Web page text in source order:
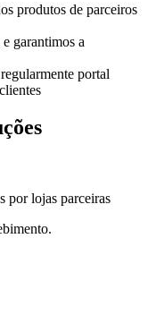
produtos de parceiros
garantimos a
portal
por lojas parceiras